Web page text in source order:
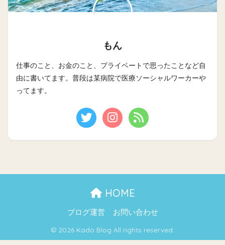
もん
仕事のこと、お金のこと、プライベートで思ったことなど自
由に書いてます。普段は某病院で医療ソーシャルワーカーや
ってます。
HOME
ブログ運営 お問い合わせ
© 2026 Kado Blog All rights reserved.